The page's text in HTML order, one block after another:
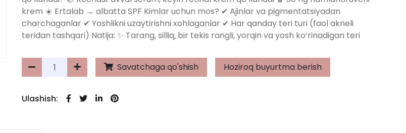
krem ☀️ Ertalab → albatta SPF Kimlar uchun mos? ✔ Ajinlar va pigmentatsiyadan
charchaganlar ✔ Yoshlikni uzaytirishni xohlaganlar ✔ Har qanday teri turi (faol akneli
teridan tashqari) Natija: ✨ Tarang, silliq, bir tekis rangli, yorqin va yosh ko‘rinadigan teri
Savatchaga qo'shish Hoziroq buyurtma berish
Ulashish: